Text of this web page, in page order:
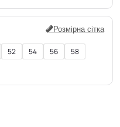
Розмірна сітка
52 54 56
58